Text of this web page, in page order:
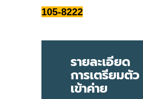
105-8222
รายละเอียด
การเตรียมตัว
เข้าค่าย